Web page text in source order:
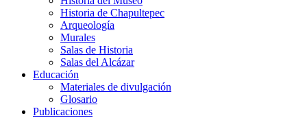
Historia de Chapultepec
Arqueología
Murales
Salas de Historia
Salas del Alcázar
Educación
Materiales de divulgación
Glosario
Publicaciones